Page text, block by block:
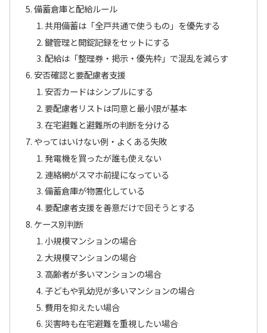
備蓄倉庫と配給ルール
共用備蓄は「全戸共通で使うもの」を優先する
鍵管理と開錠記録をセットにする
配給は「整理券・掲示・優先枠」で混乱を減らす
安否確認と要配慮者支援
安否カードはシンプルにする
要配慮者リストは同意と最小限が基本
在宅避難と避難所の判断を分ける
やってはいけない例・よくある失敗
発電機を買ったが誰も使えない
連絡網がスマホ前提になっている
備蓄倉庫が物置化している
要配慮者支援を善意だけで回そうとする
ケース別判断
小規模マンションの場合
大規模マンションの場合
高齢者が多いマンションの場合
子どもや乳幼児が多いマンションの場合
費用を抑えたい場合
災害時も在宅避難を重視したい場合